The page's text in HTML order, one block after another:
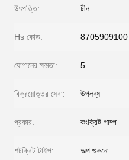
উৎপত্তি: চীন
Hs কোড: 8705909100
যোগানের ক্ষমতা: 5
বিক্রয়োত্তর সেবা: উপলব্ধ
প্রকার: কংক্রিট পাম্প
শটক্রিট টাইপ: অল্প শুকনো